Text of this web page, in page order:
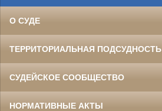
О СУДЕ
ТЕРРИТОРИАЛЬНАЯ ПОДСУДНОСТЬ
СУДЕЙСКОЕ СООБЩЕСТВО
НОРМАТИВНЫЕ АКТЫ